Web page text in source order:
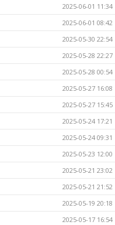
2025-06-01 11:34
2025-06-01 08:42
2025-05-30 22:54
2025-05-28 22:27
2025-05-28 00:54
2025-05-27 16:08
2025-05-27 15:45
2025-05-24 17:21
2025-05-24 09:31
2025-05-23 12:00
2025-05-21 23:02
2025-05-21 21:52
2025-05-19 20:18
2025-05-17 16:54